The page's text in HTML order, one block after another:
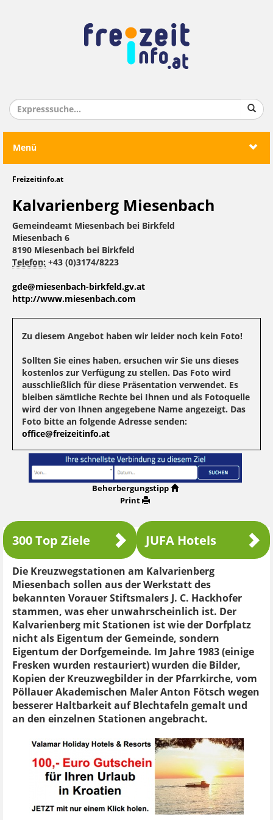
Menü
Freizeitinfo.at
Kalvarienberg Miesenbach
Gemeindeamt Miesenbach bei Birkfeld
Miesenbach 6
8190 Miesenbach bei Birkfeld
Telefon: +43 (0)3174/8223
gde@miesenbach-birkfeld.gv.at
http://www.miesenbach.com
Zu diesem Angebot haben wir leider noch kein Foto!
Sollten Sie eines haben, ersuchen wir Sie uns dieses
kostenlos zur Verfügung zu stellen. Das Foto wird
ausschließlich für diese Präsentation verwendet. Es
bleiben sämtliche Rechte bei Ihnen und als Fotoquelle
wird der von Ihnen angegebene Name angezeigt. Das
Foto bitte an folgende Adresse senden:
office@freizeitinfo.at
Beherbergungstipp
Print
300 Top Ziele JUFA Hotels
Die Kreuzwegstationen am Kalvarienberg
Miesenbach sollen aus der Werkstatt des
bekannten Vorauer Stiftsmalers J. C. Hackhofer
stammen, was eher unwahrscheinlich ist. Der
Kalvarienberg mit Stationen ist wie der Dorfplatz
nicht als Eigentum der Gemeinde, sondern
Eigentum der Dorfgemeinde. Im Jahre 1983 (einige
Fresken wurden restauriert) wurden die Bilder,
Kopien der Kreuzwegbilder in der Pfarrkirche, vom
Pöllauer Akademischen Maler Anton Fötsch wegen
besserer Haltbarkeit auf Blechtafeln gemalt und
an den einzelnen Stationen angebracht.